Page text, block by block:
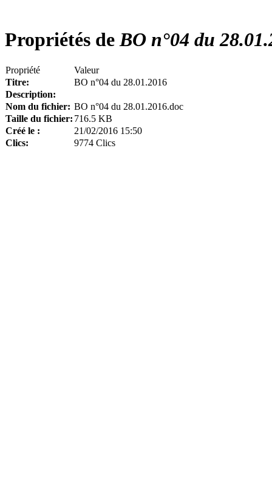
Propriétés deBO n°04 du
Propriété
Valeur
Titre:
BO n°04 du 28.01.2016
Description:
Nom du fichier: BO n°04 du 28.01.2016.doc
Taille du fichier: 716.5 KB
Créé le :
21/02/2016 15:50
Clics:
9774 Clics